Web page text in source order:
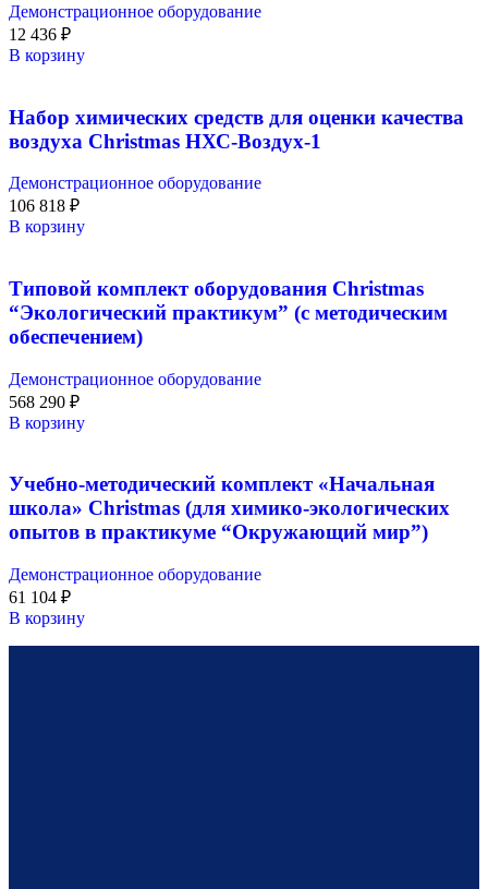
Демонстрационное оборудование
12 436 ₽
В корзину
Набор химических средств для оценки качества
воздуха Christmas НХС-Воздух-1
Демонстрационное оборудование
106 818 ₽
В корзину
Типовой комплект оборудования Christmas
“Экологический практикум” (с методическим
обеспечением)
Демонстрационное оборудование
568 290 ₽
В корзину
Учебно-методический комплект «Начальная
школа» Christmas (для химико-экологических
опытов в практикуме “Окружающий мир”)
Демонстрационное оборудование
61 104 ₽
В корзину